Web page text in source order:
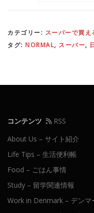
カテゴリー: スーパーで買え
タグ: NORMAL, スーパー,
コンテンツ
RSS
About Us – サイト紹介
Life Tips – 生活便利帳
Food – ごはん事情
Study – 留学関連情報
Work in Denmark – デンマ